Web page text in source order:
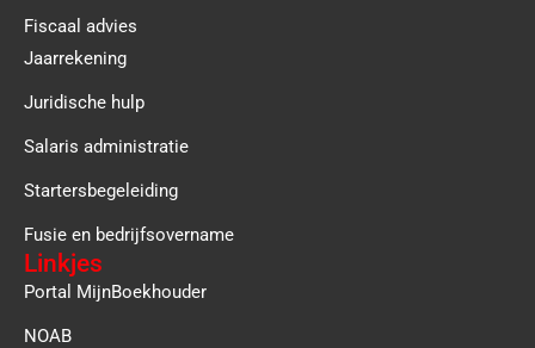
Fiscaal advies
Jaarrekening
Juridische hulp
Salaris administratie
Startersbegeleiding
Fusie en bedrijfsovername
Linkjes
Portal MijnBoekhouder
NOAB